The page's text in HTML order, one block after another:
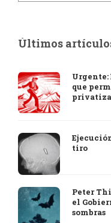
Últimos
que
tiro
Peter
el
sombras